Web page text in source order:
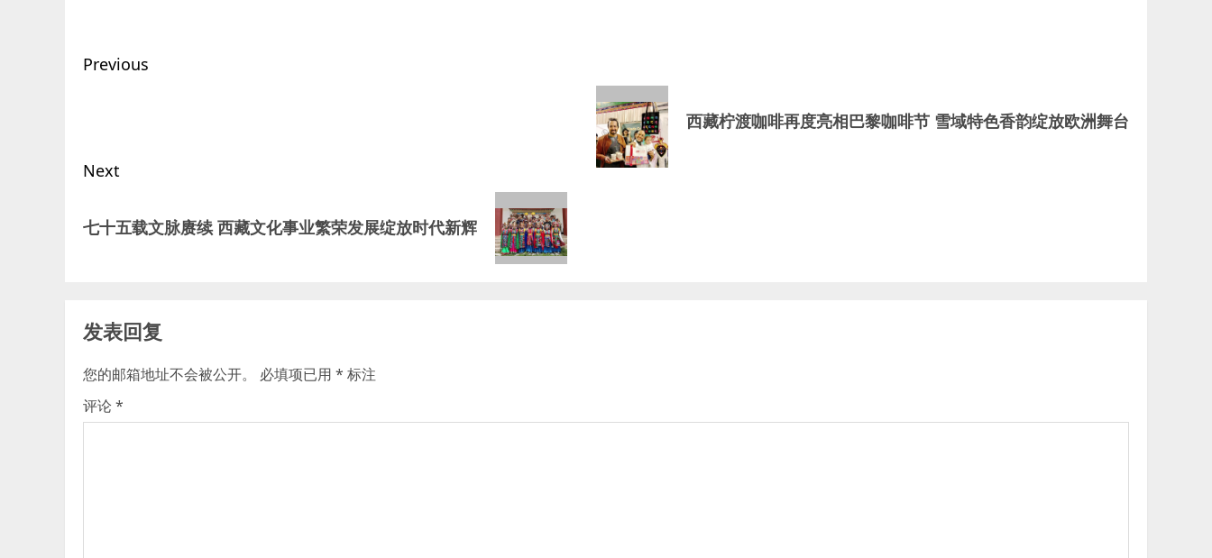
Post
Previous
西藏柠渡咖啡再度亮相巴黎咖啡节 雪域特色香韵绽放欧洲舞台
Next
post:
七十五载文脉赓续 西藏文化事业繁荣发展绽放时代新辉
发表回复
您的邮箱地址不会被公开。 必填项已用 * 标注
评论*